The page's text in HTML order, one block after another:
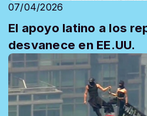
07/04/2026
El apoyo latino a los
desvanece en EE.UU.